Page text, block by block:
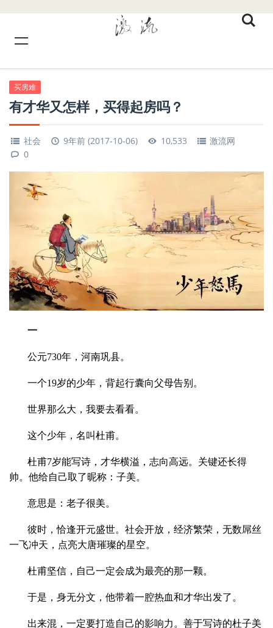
买房难
有才华又怎样，买得起房吗？
社会 9年前 (2017-10-06) 10,533
激流网
0
一
公元730年，河南巩县。
一个19岁的少年，背起行囊向父母告别。
世界那么大，我要去看看。
这个少年，名叫杜甫。
杜甫7岁能写诗，才华横溢，志向高远。关键还长得
帅。他给自己取了昵称：子美。
意思是：老子很美。
彼时，恰逢开元盛世。社会开放，经济繁荣，无数屌丝
一飞冲天，点亮大唐璀璨的星空。
杜甫坚信，自己一定会成为最亮的那一颗。
于是，身无分文，他带着一腔热血和才华出发了。
出来混，一定要打造自己的影响力。善于写诗的杜子美